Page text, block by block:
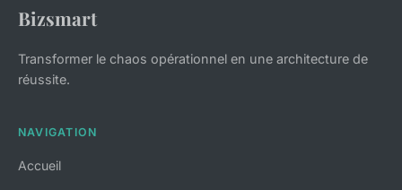
Bizsmart
Transformer le chaos opérationnel en une architecture de
réussite.
NAVIGATION
Accueil